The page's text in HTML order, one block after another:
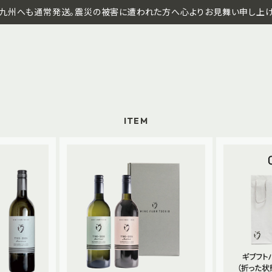
州へも通常発送。震災の被害に遭われた方へ心よりお見舞い申し上げ
ITEM
フル
トル 飲み
【GIFT SET】 T100 ケルナー
〈白〉× メルロー〈赤〉2024
¥7,300
SOLD OUT